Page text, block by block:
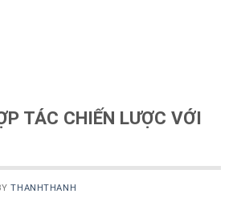
TÁC CHIẾN LƯỢC VỚI
THANHTHANH